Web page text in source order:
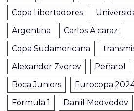
Copa Libertadores
Argentina
Carlos Alcaraz
Copa Sudamericana
Alexander Zverev
Peñarol
Boca Juniors
Eurocopa
Fórmula 1
Daniil Medvedev